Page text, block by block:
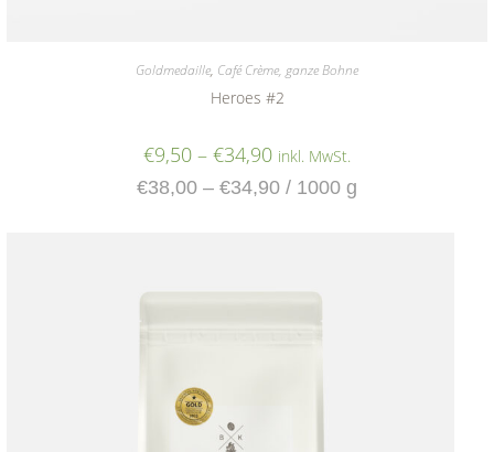
Goldmedaille, Café Crème, ganze Bohne
Heroes #2
€9,50 – €34,90 inkl. MwSt.
€38,00 – €34,90 / 1000 g